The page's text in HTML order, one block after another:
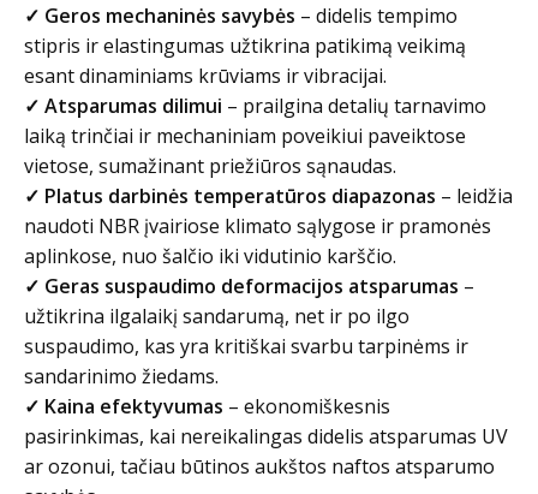
✓ Geros mechaninės savybės – didelis tempimo
stipris ir elastingumas užtikrina patikimą veikimą
esant dinaminiams krūviams ir vibracijai.
✓ Atsparumas dilimui – prailgina detalių tarnavimo
laiką trinčiai ir mechaniniam poveikiui paveiktose
vietose, sumažinant priežiūros sąnaudas.
✓ Platus darbinės temperatūros diapazonas – leidžia
naudoti NBR įvairiose klimato sąlygose ir pramonės
aplinkose, nuo šalčio iki vidutinio karščio.
✓ Geras suspaudimo deformacijos atsparumas –
užtikrina ilgalaikį sandarumą, net ir po ilgo
suspaudimo, kas yra kritiškai svarbu tarpinėms ir
sandarinimo žiedams.
✓ Kaina efektyvumas – ekonomiškesnis
pasirinkimas, kai nereikalingas didelis atsparumas UV
ar ozonui, tačiau būtinos aukštos naftos atsparumo